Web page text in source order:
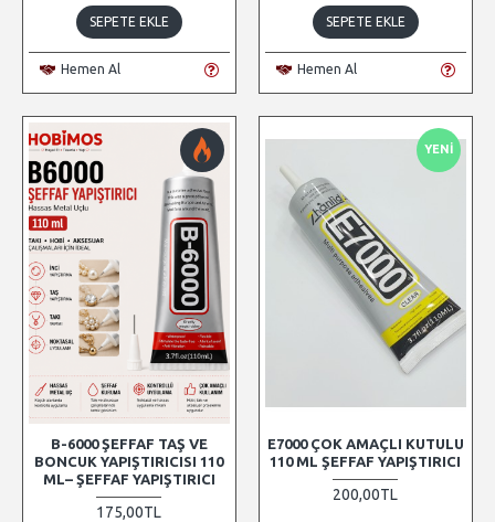
SEPETE EKLE
Hemen Al
SEPETE EKLE
Hemen Al
B-6000 ŞEFFAF TAŞ VE
BONCUK YAPIŞTIRICISI 110
ML– ŞEFFAF YAPIŞTIRICI
175,00TL
YENI
E7000 ÇOK AMAÇLI KUTULU
110 ML ŞEFFAF YAPIŞTIRICI
200,00TL